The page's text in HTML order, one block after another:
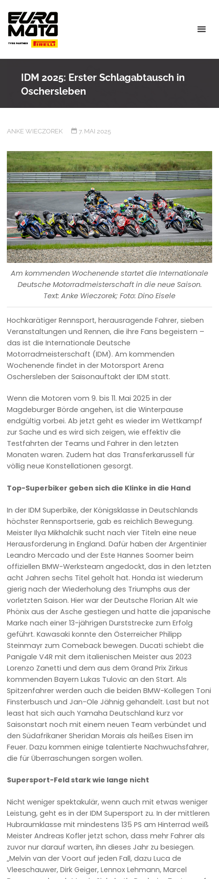
content
IDM 2025: Erster Schlagabtausch in
Oschersleben
ANKE WIECZOREK 7. MAI 2025
Am kommenden Wochenende startet die Internationale
Deutsche Motorradmeisterschaft in die neue Saison.
Text: Anke Wieczorek; Foto: Dino Eisele
Hochkarätiger Rennsport, herausragende Fahrer, sieben
Veranstaltungen und Rennen, die ihre Fans begeistern –
das ist die Internationale Deutsche
Motorradmeisterschaft (IDM). Am kommenden
Wochenende findet in der Motorsport Arena
Oschersleben der Saisonauftakt der IDM statt.
Wenn die Motoren vom 9. bis 11. Mai 2025 in der
Magdeburger Börde angehen, ist die Winterpause
endgültig vorbei. Ab jetzt geht es wieder im Wettkampf
zur Sache und es wird sich zeigen, wie effektiv die
Testfahrten der Teams und Fahrer in den letzten
Monaten waren. Zudem hat das Transferkarussell für
völlig neue Konstellationen gesorgt.
Top-Superbiker geben sich die Klinke in die Hand
In der IDM Superbike, der Königsklasse in Deutschlands
höchster Rennsportserie, gab es reichlich Bewegung.
Meister Ilya Mikhalchik sucht nach vier Titeln eine neue
Herausforderung in England. Dafür haben der Argentinier
Leandro Mercado und der Este Hannes Soomer beim
offiziellen BMW-Werksteam angedockt, das in den letzten
acht Jahren sechs Titel geholt hat. Honda ist wiederum
gierig nach der Wiederholung des Triumphs aus der
vorletzten Saison. Hier war der Deutsche Florian Alt wie
Phönix aus der Asche gestiegen und hatte die japanische
Marke nach einer 13-jährigen Durststrecke zum Erfolg
geführt. Kawasaki konnte den Österreicher Philipp
Steinmayr zum Comeback bewegen. Ducati schiebt die
Panigale V4R mit dem italienischen Meister aus 2023
Lorenzo Zanetti und dem aus dem Grand Prix Zirkus
kommenden Bayern Lukas Tulovic an den Start. Als
Spitzenfahrer werden auch die beiden BMW-Kollegen Toni
Finsterbusch und Jan-Ole Jähnig gehandelt. Last but not
least hat sich auch Yamaha Deutschland kurz vor
Saisonstart noch mit einem neuen Team verbündet und
den Südafrikaner Sheridan Morais als heißes Eisen im
Feuer. Dazu kommen einige talentierte Nachwuchsfahrer,
die für Überraschungen sorgen wollen.
Supersport-Feld stark wie lange nicht
Nicht weniger spektakulär, wenn auch mit etwas weniger
Leistung, geht es in der IDM Supersport zu. In der mittleren
Hubraumklasse mit mindestens 135 PS am Hinterrad weiß
Meister Andreas Kofler jetzt schon, dass mehr Fahrer als
zuvor nur darauf warten, ihn dieses Jahr zu besiegen.
„Melvin van der Voort auf jeden Fall, dazu Luca de
Vleeschauwer, Dirk Geiger, Lennox Lehmann, Marcel